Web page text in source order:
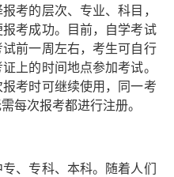
考的层次、专业、科目，
报考成功。目前，自学考试
前一周左右，考生可自行
上的时间地点参加考试。
考时可继续使用，同一考
每次报考都进行注册。
专科、本科。随着人们